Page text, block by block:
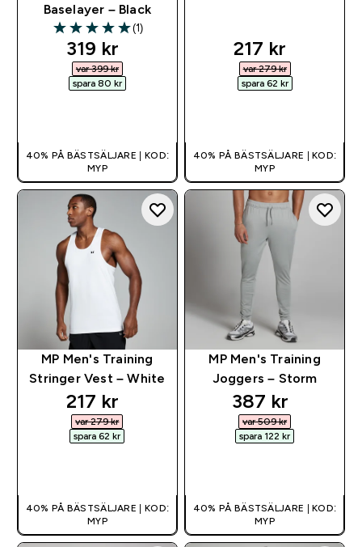
Baselayer – Black
5 out of 5 stars
(1)
discounted price
319 kr‎
var 399 kr‎
spara 80 kr‎
40% PÅ BÄSTSÄLJARE | KOD:
MYP
discounted
217 kr‎
var 279 kr‎
spara 62 kr‎
40% PÅ BÄSTSÄLJARE | KOD:
MYP
MP Men's Training
Stringer Vest – White
discounted price
217 kr‎
var 279 kr‎
spara 62 kr‎
40% PÅ BÄSTSÄLJARE | KOD:
MYP
MP Men's Training
Joggers – Storm
discounted
387 kr‎
var 509 kr‎
spara 122 kr‎
40% PÅ BÄSTSÄLJARE | KOD:
MYP